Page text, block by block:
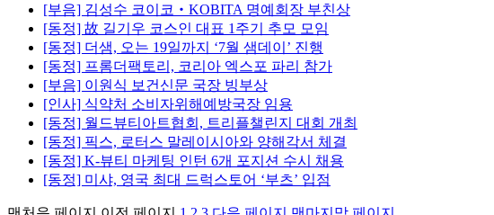
[부음] 김성수 코이코‧KOBITA 명예회장 부친상
[동정] 故 길기우 코스인 대표 1주기 추모 모임
[동정] 더샘, 오는 19일까지 ‘7월 샘데이’ 진행
[동정] 프롬더팩토리, 코리아 엑스포 파리 참가
[부음] 이원식 보건신문 국장 빙부상
[인사] 식약처 소비자위해예방국장 임용
[동정] 월드뷰티아트협회, 트리플챌린지 대회 개최
[동정] 픽스, 로터스 말레이시아와 양해각서 체결
[동정] K-뷰티 마케팅 인턴 6개 포지션 수시 채용
[동정] 미샤, 영국 최대 드럭스토어 ‘부츠’ 입점